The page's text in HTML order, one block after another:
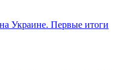
Украине. Первые итоги